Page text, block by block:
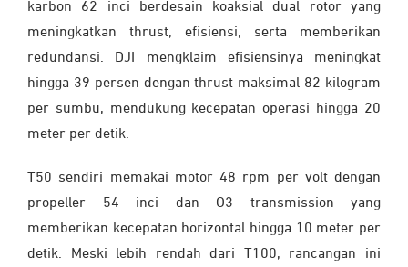
karbon 62 inci berdesain koaksial dual rotor yang
meningkatkan thrust, efisiensi, serta memberikan
redundansi. DJI mengklaim efisiensinya meningkat
hingga 39 persen dengan thrust maksimal 82 kilogram
per sumbu, mendukung kecepatan operasi hingga 20
meter per detik.
T50 sendiri memakai motor 48 rpm per volt dengan
propeller 54 inci dan O3 transmission yang
memberikan kecepatan horizontal hingga 10 meter per
detik. Meski lebih rendah dari T100, rancangan ini